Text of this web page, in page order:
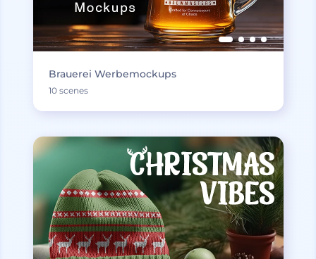
Brauerei Werbemockups
10 scenes